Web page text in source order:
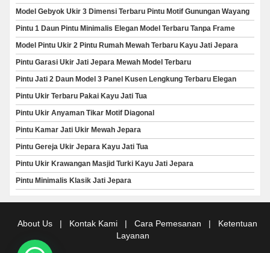
Model Gebyok Ukir 3 Dimensi Terbaru Pintu Motif Gunungan Wayang
Pintu 1 Daun Pintu Minimalis Elegan Model Terbaru Tanpa Frame
Model Pintu Ukir 2 Pintu Rumah Mewah Terbaru Kayu Jati Jepara
Pintu Garasi Ukir Jati Jepara Mewah Model Terbaru
Pintu Jati 2 Daun Model 3 Panel Kusen Lengkung Terbaru Elegan
Pintu Ukir Terbaru Pakai Kayu Jati Tua
Pintu Ukir Anyaman Tikar Motif Diagonal
Pintu Kamar Jati Ukir Mewah Jepara
Pintu Gereja Ukir Jepara Kayu Jati Tua
Pintu Ukir Krawangan Masjid Turki Kayu Jati Jepara
Pintu Minimalis Klasik Jati Jepara
About Us | Kontak Kami | Cara Pemesanan |
Ketentuan
Layanan